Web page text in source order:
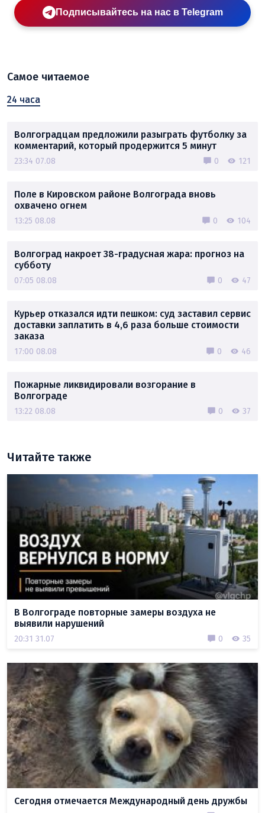
Подписывайтесь на нас в Telegram
Самое читаемое
24 часа
Волгоградцам предложили разыграть футболку за
комментарий, который продержится 5 минут
23:34 07.08 0 121
Поле в Кировском районе Волгограда вновь
охвачено огнем
13:25 08.08 0 104
Волгоград накроет 38-градусная жара: прогноз на
субботу
07:05 08.08 0 47
Курьер отказался идти пешком: суд заставил сервис
доставки заплатить в 4,6 раза больше стоимости
заказа
17:00 08.08 0 46
Пожарные ликвидировали возгорание в
Волгограде
13:22 08.08 0 37
Читайте также
В Волгограде повторные замеры воздуха не
выявили нарушений
20:31 31.07 0 35
Сегодня отмечается Международный день дружбы